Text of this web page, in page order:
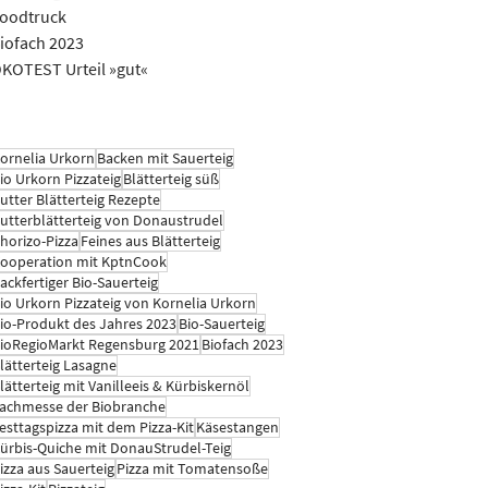
2023
Urteil »gut«
Urkorn Backen mit Sauerteig
Urkorn PizzateigBlätterteig süß
Blätterteig Rezepte
von Donaustrudel
Pizza Feines aus Blätterteig
mit KptnCook
Bio-Sauerteig
Urkorn Pizzateig von Kornelia Urkorn
Produkt des Jahres 2023Bio-Sauerteig
Regensburg 2021Biofach 2023
Lasagne
mit Vanilleeis & Kürbiskernöl
der Biobranche
mit dem Pizza-KitKäsestangen
Quiche mit DonauStrudel-Teig
aus SauerteigPizza mit Tomatensoße